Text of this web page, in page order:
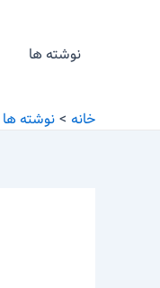
نوشته ها
خانه نوشته ها